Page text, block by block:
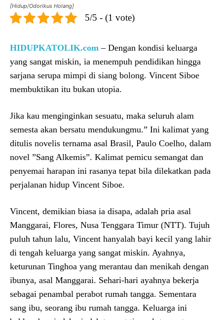
[Hidup/Odorikus Holang]
5/5 - (1 vote)
HIDUPKATOLIK.com – Dengan kondisi keluarga
yang sangat miskin, ia menempuh pendidikan hingga
sarjana serupa mimpi di siang bolong. Vincent Siboe
membuktikan itu bukan utopia.
Jika kau menginginkan sesuatu, maka seluruh alam
semesta akan bersatu mendukungmu.” Ini kalimat yang
ditulis novelis ternama asal Brasil, Paulo Coelho, dalam
novel ”Sang Alkemis”. Kalimat pemicu semangat dan
penyemai harapan ini rasanya tepat bila dilekatkan pada
perjalanan hidup Vincent Siboe.
Vincent, demikian biasa ia disapa, adalah pria asal
Manggarai, Flores, Nusa Tenggara Timur (NTT). Tujuh
puluh tahun lalu, Vincent hanyalah bayi kecil yang lahir
di tengah keluarga yang sangat miskin. Ayahnya,
keturunan Tinghoa yang merantau dan menikah dengan
ibunya, asal Manggarai. Sehari-hari ayahnya bekerja
sebagai penambal perabot rumah tangga. Sementara
sang ibu, seorang ibu rumah tangga. Keluarga ini